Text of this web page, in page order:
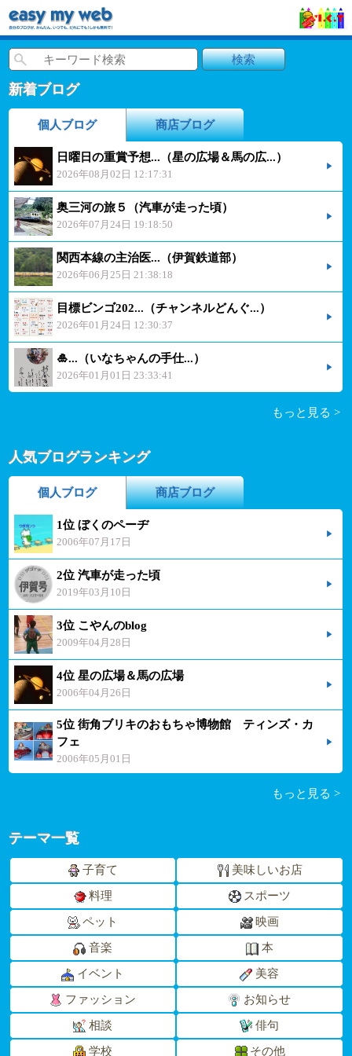
新着ブログ
個人ブログ 商店ブログ
日曜日の重賞予想...（星の広場＆馬の広...）
2026年08月02日 12:17:31
奥三河の旅５（汽車が走った頃）
2026年07月24日 19:18:50
関西本線の主治医...（伊賀鉄道部）
2026年06月25日 21:38:18
目標ビンゴ202...（チャンネルどんぐ...）
2026年01月24日 12:30:37
🎍...（いなちゃんの手仕...）
2026年01月01日 23:33:41
もっと見る >
人気ブログランキング
個人ブログ 商店ブログ
1位 ぼくのペーヂ
2006年07月17日
2位 汽車が走った頃
2019年03月10日
3位 こやんのblog
2009年04月28日
4位 星の広場＆馬の広場
2006年04月26日
5位 街角ブリキのおもちゃ博物館 ティンズ・カ
フェ
2006年05月01日
もっと見る >
テーマ一覧
子育て 美味しいお店
料理 スポーツ
ペット 映画
音楽 本
イベント 美容
ファッション お知らせ
相談 俳句
学校 その他